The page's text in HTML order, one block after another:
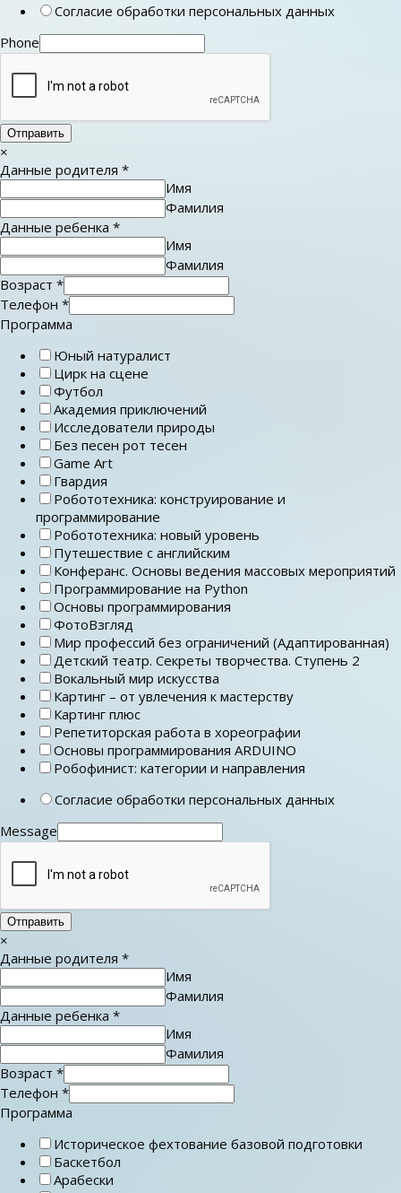
Согласие обработки персональных данных
Phone
Отправить
×
Данные родителя *
Имя
Фамилия
Данные ребенка *
Имя
Фамилия
Возраст *
Телефон *
Программа
Юный натуралист
Цирк на сцене
Футбол
Академия приключений
Исследователи природы
Без песен рот тесен
Game Art
Гвардия
Робототехника: конструирование и
программирование
Робототехника: новый уровень
Путешествие с английским
Конферанс. Основы ведения массовых мероприятий
Программирование на Python
Основы программирования
ФотоВзгляд
Мир профессий без ограничений (Адаптированная)
Детский театр. Секреты творчества. Ступень 2
Вокальный мир искусства
Картинг – от увлечения к мастерству
Картинг плюс
Репетиторская работа в хореографии
Основы программирования ARDUINO
Робофинист: категории и направления
Согласие обработки персональных данных
Message
Отправить
×
Данные родителя *
Имя
Фамилия
Данные ребенка *
Имя
Фамилия
Возраст *
Телефон *
Программа
Историческое фехтование базовой подготовки
Баскетбол
Арабески